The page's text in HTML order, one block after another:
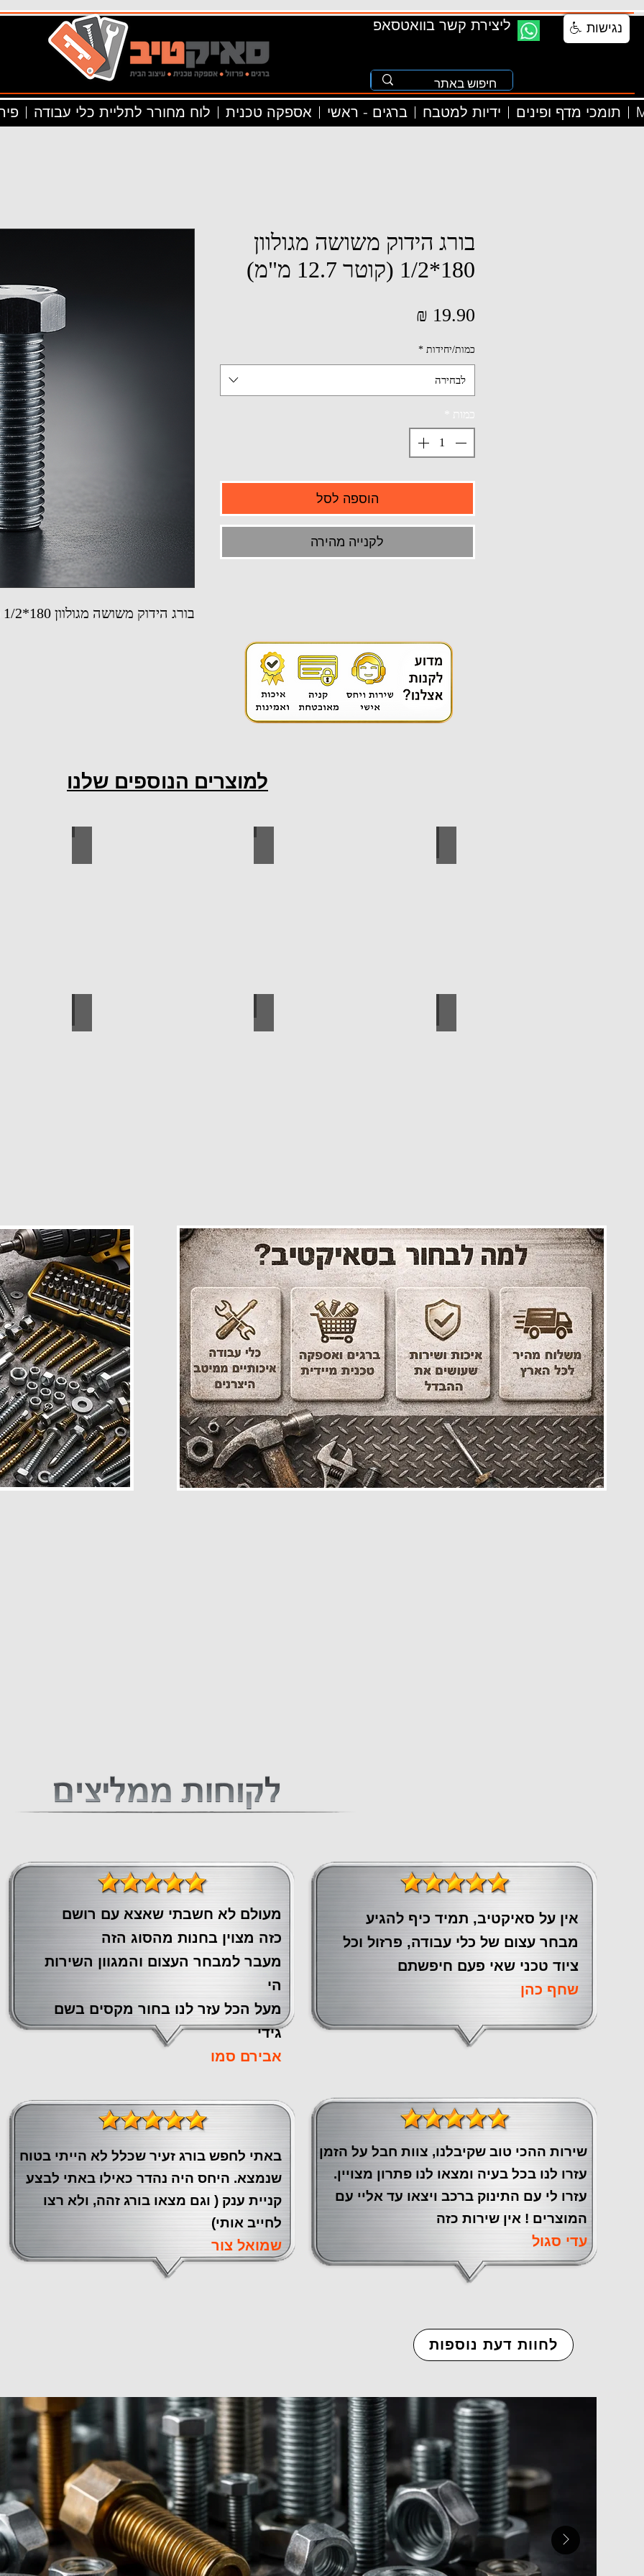
ליצירת קשר בוואטסאפ
לוח מחורר לתליית כלי עבודה אספקה טכנית ברגים - ראשי ידיות למטבח תומכי מדף ופינים
בורג הידוק משושה מגולוון 180*1/2 (קוטר 12.7 מ"מ)
בורג הידוק משושה מגולוון
180*1/2 (קוטר 12.7 מ"מ)
כמות/יחידות *
לבחירה
כמות
הוספה לסל
לקנייה מהירה
למוצרים הנוספים שלנו
מעולם לא חשבתי שאצא עם רושם
כזה מצוין ‏בחנות מהסוג הזה
‏מעבר ‏למבחר העצום והמגוון השירות
הי
מעל הכל עזר לנו ‏בחור מקסים בשם
גידי
אבירם סמו
אין על סאיקטיב, תמיד כיף להגיע
מבחר עצום של כלי עבודה, פרזול וכל
ציוד טכני שאי פעם חיפשתם
שחף כהן
שירות ההכי טוב שקיבלנו, צוות חבל על הזמן
עזרו לנו בכל בעיה ומצאו לנו פתרון מצויין.
עזרו לי עם התינוק ברכב ויצאו עד אליי עם
המוצרים ! אין שירות כזה
עדי סגול
באתי לחפש בורג זעיר שכלל לא הייתי בטוח
שנמצא. היחס היה נהדר כאילו באתי לבצע
קניית ענק ( וגם מצאו בורג זהה, ולא רצו
לחייב אותי)
שמואל צור
לחוות דעת נוספות
נגישות